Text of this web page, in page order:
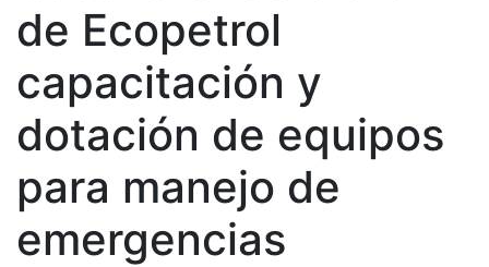
de Ecopetrol
capacitación y
dotación de equipos
para manejo de
emergencias